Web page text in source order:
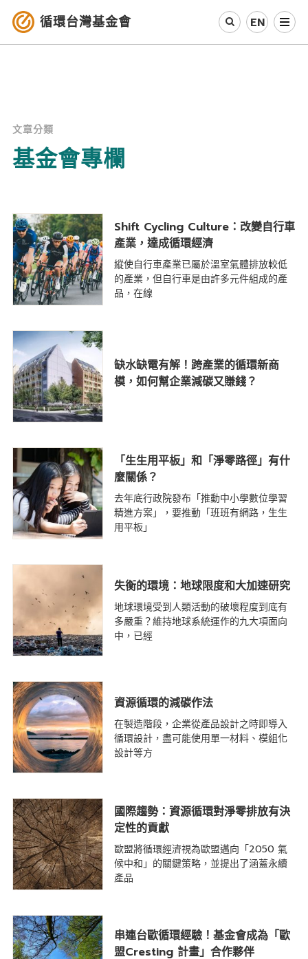
循環台灣基金會 EN
循環社會
其他資源
最新消息
關於我們
文章分類
基金會專欄
Shift Cycling Culture：改變自行車
產業，達成循環經濟
縱使自行車產業已屬於溫室氣體排放較低
的產業，但自行車是由許多元件組成的產
品，在線
缺水缺電有解！跨產業的循環新商
模，如何幫企業減碳又賺錢？
「生生用平板」和「淨零路徑」有什
麼關係？
去年底行政院發布「推動中小學數位學習
精進方案」，要推動「班班有網路，生生
用平板」
失衡的環境：地球限度和大加速研究
地球環境受到人類活動的破壞程度到底有
多嚴重？維持地球系統運作的九大項面向
中，已經
資源循環的減碳作法
在製造階段，企業從產品設計之時即導入
循環設計，盡可能使用單一材料、模組化
設計等方
國際趨勢：資源循環對淨零排放有決
定性的貢獻
歐盟將循環經濟視為歐盟邁向「2050 氣
候中和」的關鍵策略，並提出了涵蓋永續
產品
串連台歐循環經驗！基金會成為「歐
盟Cresting 計畫」合作夥伴